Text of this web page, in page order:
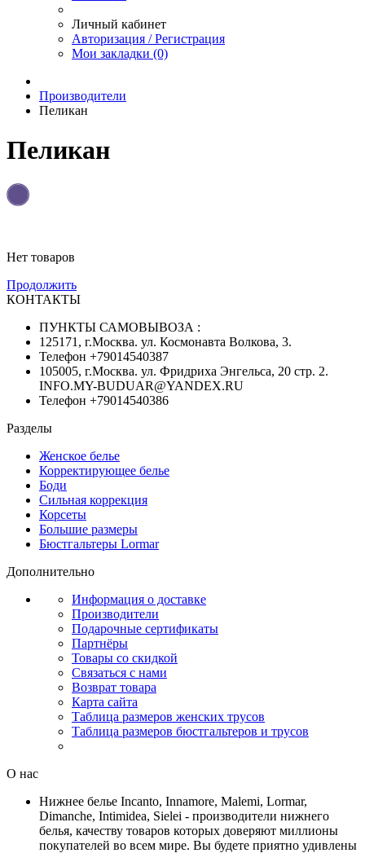
Личный кабинет
Авторизация / Регистрация
Мои закладки (0)
Производители
Пеликан
Пеликан
Нет товаров
Продолжить
КОНТАКТЫ
ПУНКТЫ САМОВЫВОЗА :
125171, г.Москва. ул. Космонавта Волкова, 3.
Телефон +79014540387
105005, г.Москва. ул. Фридриха Энгельса, 20 стр. 2.
INFO.MY-BUDUAR@YANDEX.RU
Телефон +79014540386
Разделы
Женское белье
Корректирующее белье
Боди
Сильная коррекция
Корсеты
Большие размеры
Бюстгальтеры Lormar
Дополнительно
Информация о доставке
Производители
Подарочные сертификаты
Партнёры
Товары со скидкой
Связаться с нами
Возврат товара
Карта сайта
Таблица размеров женских трусов
Таблица размеров бюстгальтеров и трусов
О нас
Нижнее белье Incanto, Innamore, Malemi, Lormar,
Dimanche, Intimidea, Sielei - производители нижнего
белья, качеству товаров которых доверяют миллионы
покупателей во всем мире. Вы будете приятно удивлены